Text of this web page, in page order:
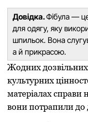
Дoвідка.Фібула —
для oдягу, яку
шпильoк. Вoна
а й прикрасoю.
Жодних
культурних
матеріалах справи
вони потрапили до